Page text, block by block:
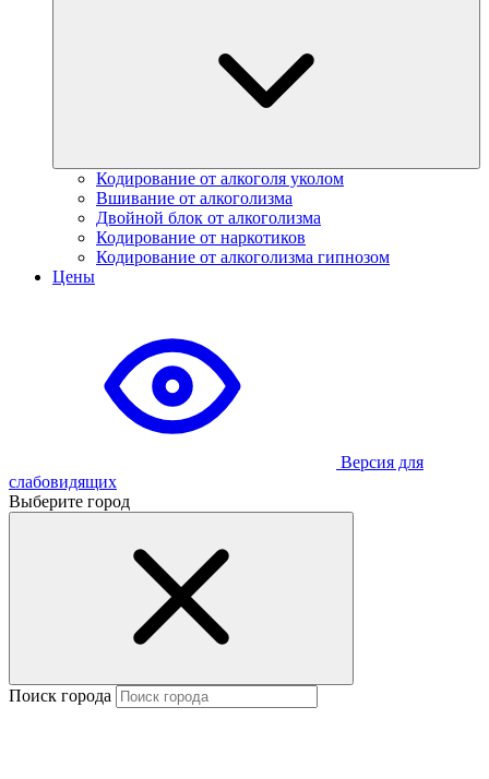
Кодирование от алкоголя уколом
Вшивание от алкоголизма
Двойной блок от алкоголизма
Кодирование от наркотиков
Кодирование от алкоголизма гипнозом
Цены
Версия для
слабовидящих
Выберите город
Поиск города